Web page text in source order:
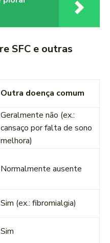
SFC e outras
Outra doença comum
Geralmente não (ex.:
cansaço por falta de sono
melhora)
Normalmente ausente
Sim (ex.: fibromialgia)
Sim